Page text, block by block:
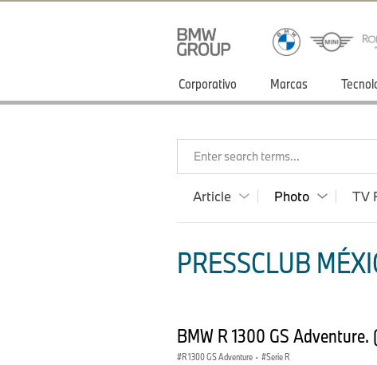
Corporativo Marcas
Enter search terms...
Article Photo TV
PRESSCLUB
BMW R 1300 GS
R 1300 GS Adventure · Serie R